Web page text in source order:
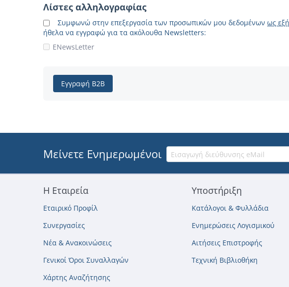
Λίστες αλληλογραφίας
Συμφωνώ στην επεξεργασία των προσωπικών μου δεδομένων ως
ήθελα να εγγραφώ για τα ακόλουθα Newsletters:
ENewsLetter
Εγγραφή B2B
Μείνετε Ενημερωμένοι
Η Εταιρεία
Εταιρικό Προφίλ
Συνεργασίες
Νέα & Ανακοινώσεις
Γενικοί Όροι Συναλλαγών
Χάρτης Αναζήτησης
Υποστήριξη
Κατάλογοι & Φυλλάδια
Ενημερώσεις Λογισμικού
Αιτήσεις Επιστροφής
Τεχνική Βιβλιοθήκη